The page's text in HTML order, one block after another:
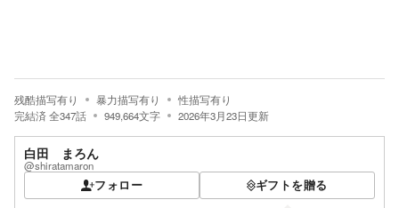
残酷描写有り 暴力描写有り
性描写有り
完結済全347話 949,664文字 2026年3月23日更新
白田 まろん
@shiratamaron
フォロー ギフトを贈る